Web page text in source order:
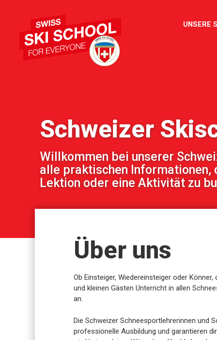
UNSERE
Schweizer
Willkommen bei unserer
alle praktischen Informationen,
Lektion oder eine Aktivität zu
Über uns
Ob Einsteiger, Wiedereinsteiger oder
und kleinen Gästen Unterricht in allen
an.
Die Schweizer Schneesportlehrerinnen und
professionelle Ausbildung und garantieren